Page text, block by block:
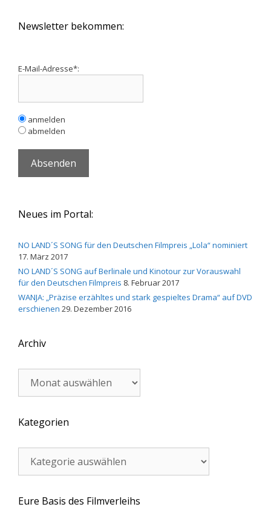
Newsletter bekommen:
E-Mail-Adresse*:
anmelden
abmelden
Neues im Portal:
NO LAND´S SONG für den Deutschen Filmpreis „Lola“ nominiert
17. März 2017
NO LAND´S SONG auf Berlinale und Kinotour zur Vorauswahl
für den Deutschen Filmpreis 8. Februar 2017
WANJA: „Präzise erzähltes und stark gespieltes Drama“ auf DVD
erschienen 29. Dezember 2016
Archiv
Kategorien
Eure Basis des Filmverleihs